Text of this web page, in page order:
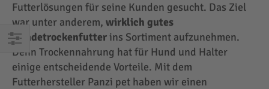
EINKAUFEN
NACH
Futterlösungen für seine Kunden gesucht. Das Ziel
war unter anderem, wirklich gutes
Hundetrockenfutter ins Sortiment aufzunehmen.
Denn Trockennahrung hat für Hund und Halter
einige entscheidende Vorteile. Mit dem
Futterhersteller Panzi pet haben wir einen